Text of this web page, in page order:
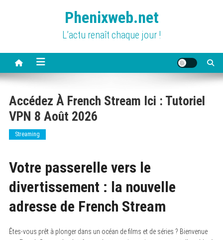
Phenixweb.net
L’actu renaît chaque jour !
Accédez À French Stream Ici : Tutoriel
VPN 8 Août 2026
Streaming
Votre passerelle vers le
divertissement : la nouvelle
adresse de French Stream
Êtes-vous prêt à plonger dans un océan de films et de séries ? Bienvenue